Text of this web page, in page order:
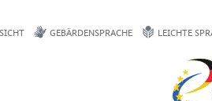
GEBÄRDENSPRACHE LEICHTE
Europa